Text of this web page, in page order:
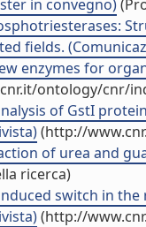
in convegno)
fields.
enzymes for
ontology/cnr/
of GstI
(http://
of urea and
ricerca)
switch in
(http://